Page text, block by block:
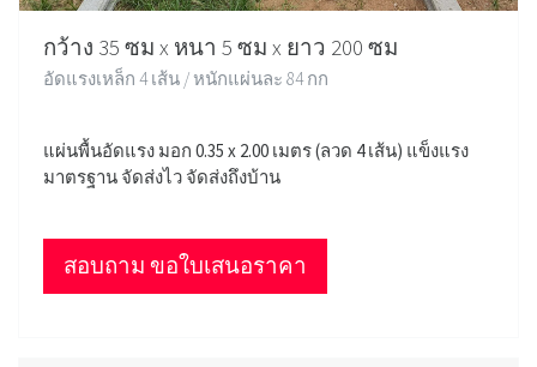
กว้าง 35 ซม x หนา 5 ซม x ยาว 200 ซม
อัดแรงเหล็ก 4 เส้น / หนักแผ่นละ 84 กก
แผ่นพื้นอัดแรง มอก 0.35 x 2.00 เมตร (ลวด 4 เส้น) แข็งแรง
มาตรฐาน จัดส่งไว จัดส่งถึงบ้าน
สอบถาม ขอใบเสนอราคา